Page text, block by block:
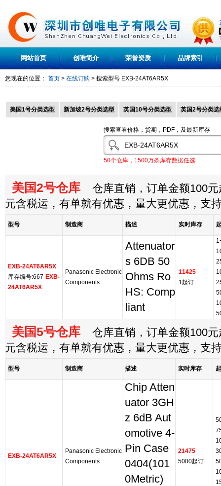
网站首页 创唯简介 荣誉资质 品牌索引
您现在的位置： 首页 > 在线订购 > 搜索型号 EXB-24AT6AR5X
美国1号分类选型 新加坡2号分类选型 英国10号分类选型 英国2号分类选
搜索查看价格，货期，PDF，及最新库存
50个仓库，1500万条库存数据任选
美国2号仓库 仓库直销，订单金额100元
元含税运，有单就有优惠，量大更优惠，支
型号 制造商 描述 实时库存
EXB-24AT6AR5X
库存编号:667-EXB-
24AT6AR5X
Panasonic Electronic
Components
Attenuator
s 6DB 50
Ohms Ro
HS: Comp
liant
11425
1起订
美国5号仓库 仓库直销，订单金额100元
元含税运，有单就有优惠，量大更优惠，支
型号 制造商 描述 实时库存
EXB-24AT6AR5X
Panasonic Electronic
Components
Chip Atten
uator 3GH
z 6dB Aut
omotive 4-
Pin Case
0404(101
0Metric)
21475
5000起订